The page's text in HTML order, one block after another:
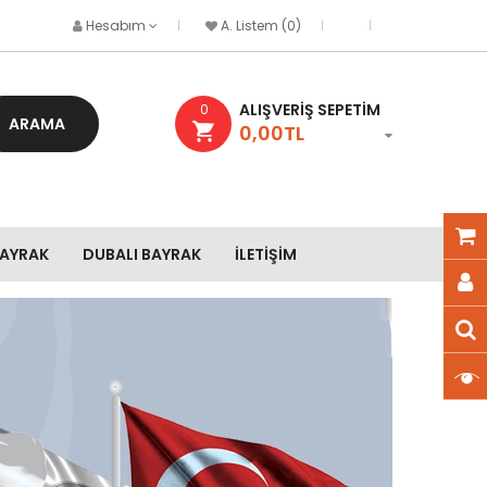
Hesabım A. Listem (0)
ARAMA
ALIŞVERIŞ SEPETIM
0
0,00TL
DUBALI BAYRAK İLETIŞIM